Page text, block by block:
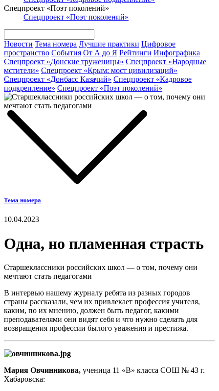
Спецпроект «Поэт поколений»
Спецпроект «Поэт поколений»
Новости Тема номера Лучшие практики Цифровое
пространство События От А до Я Рейтинги Инфографика
Спецпроект «Донские труженицы» Спецпроект «Народные
мстители» Спецпроект «Крым: мост цивилизаций»
Спецпроект «Донбасс Казачий» Спецпроект «Кадровое
подкрепление» Спецпроект «Поэт поколений»
Тема номера
10.04.2023
Одна, но пламенная страсть
Старшеклассники российских школ — о том, почему они
мечтают стать педагогами
В интервью нашему журналу ребята из разных городов
страны рассказали, чем их привлекает профессия учителя,
каким, по их мнению, должен быть педагог, какими
преподавателями они видят себя и что нужно сделать для
возвращения профессии былого уважения и престижа.
Мария Овчинникова, ученица 11 «В» класса СОШ № 43 г.
Хабаровска: